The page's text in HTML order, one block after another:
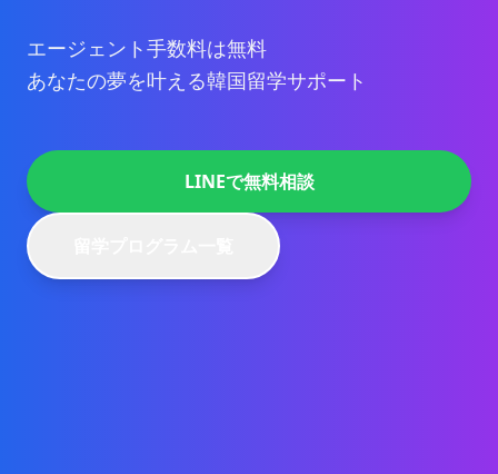
エージェント手数料は無料
あなたの夢を叶える韓国留学サポート
LINEで無料相談